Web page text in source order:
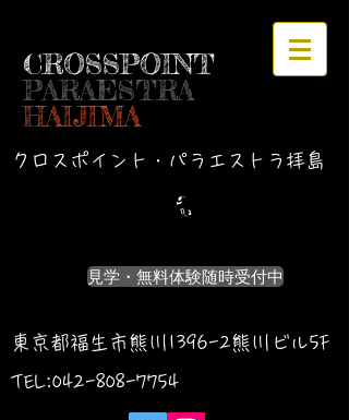
CROSSPOINT
PARAESTRA
HAIJIMA
クロスポイント・パラエストラ拝島
見学・無料体験随時受付中
東京都福生市熊川1396-2熊川ビル5F
TEL:042-808-7754